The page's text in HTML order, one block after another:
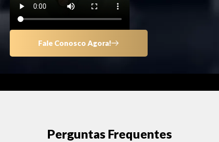
Fale Conosco Agora!
Perguntas Frequentes